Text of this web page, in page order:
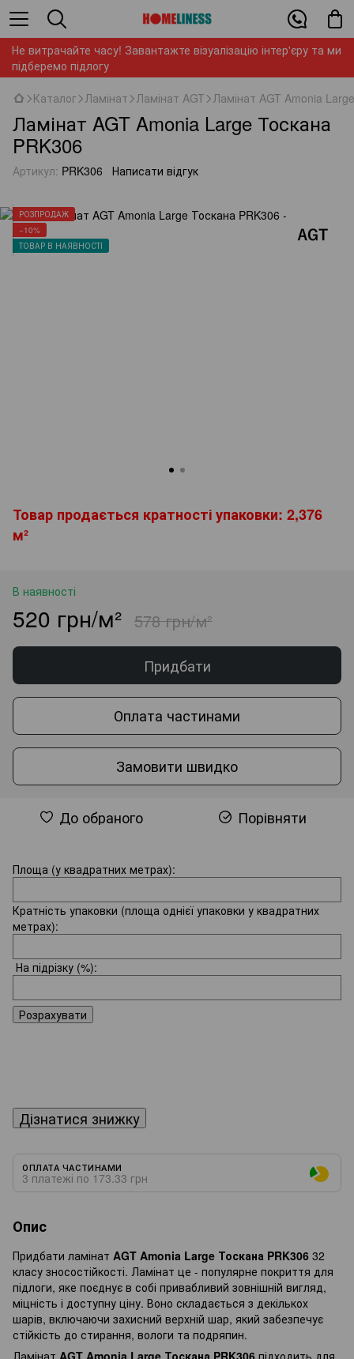
Не витрачайте часу! Завантажте візуалізацію інтер'єру та ми
підберемо підлогу
Каталог Ламінат Ламінат AGT Ламінат AGT Amonia
Ламінат AGT Amonia Large Тоскана
PRK306
Артикул: PRK306 Написати відгук
РОЗПРОДАЖ
−10%
ТОВАР В НАЯВНОСТІ
Товар продається кратності упаковки: 2,376
м²
В наявності
520 грн/м² 578 грн/м²
Придбати
Оплата частинами
Замовити швидко
До обраного Порівняти
Площа (у квадратних метрах):
Кратність упаковки (площа однієї упаковки у квадратних
метрах):
На підрізку (%):
Розрахувати
Дізнатися знижку
ОПЛАТА ЧАСТИНАМИ
3 платежі по 173.33 грн
Опис
Придбати ламінат AGT Amonia Large Тоскана PRK306 32
класу зносостійкості. Ламінат це - популярне покриття для
підлоги, яке поєднує в собі привабливий зовнішній вигляд,
міцність і доступну ціну. Воно складається з декількох
шарів, включаючи захисний верхній шар, який забезпечує
стійкість до стирання, вологи та подряпин.